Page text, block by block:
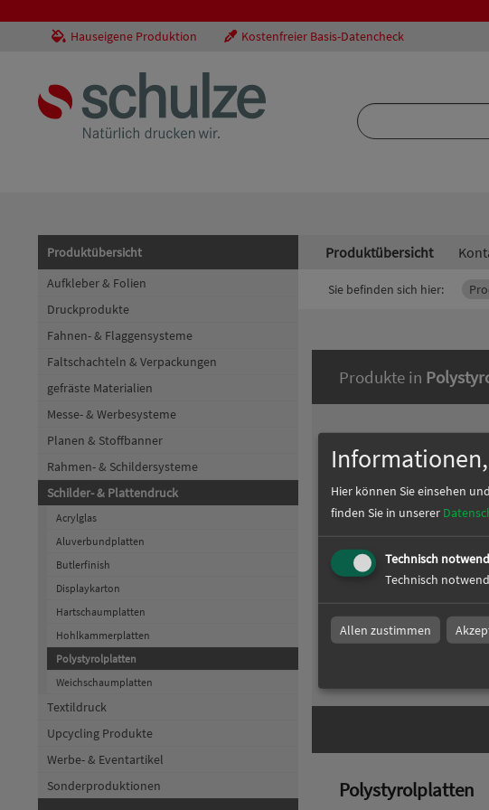
Hauseigene Produktion Kostenfreier Basis-Datencheck
Produktübersicht
Aufkleber & Folien
Druckprodukte
Fahnen- & Flaggensysteme
Faltschachteln & Verpackungen
gefräste Materialien
Messe- & Werbesysteme
Planen & Stoffbanner
Rahmen- & Schildersysteme
Schilder- & Plattendruck
Acrylglas
Aluverbundplatten
Butlerfinish
Displaykarton
Hartschaumplatten
Hohlkammerplatten
Polystyrolplatten
Weichschaumplatten
Textildruck
Upcycling Produkte
Werbe- & Eventartikel
Sonderproduktionen
Produktübersicht
Sie befinden sich hier:
Produkte in
Polystyrolplatte, 0,5
Polystyrolplatten
Hier können Sie einsehen
finden Sie in unserer
Technisch
Technisch
Allen zustimmen